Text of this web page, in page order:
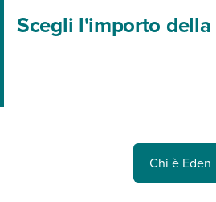
Scegli l'importo
Chi è Eden